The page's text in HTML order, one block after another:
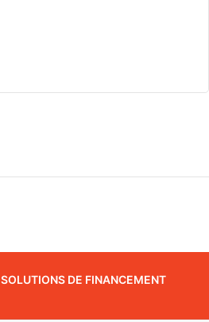
SOLUTIONS DE FINANCEMENT